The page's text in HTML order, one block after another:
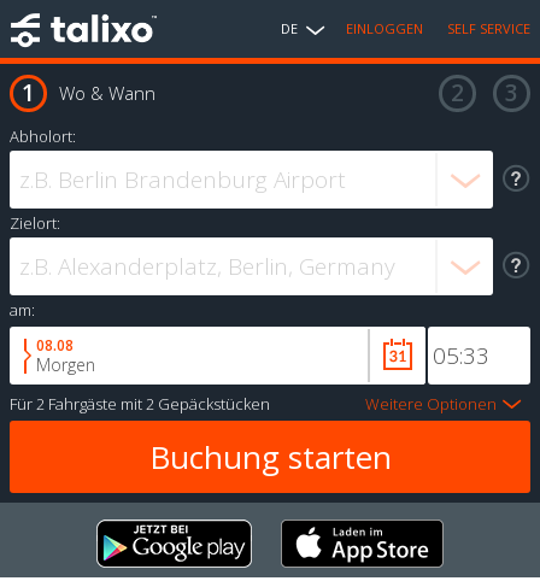
DE EINLOGGEN SELF SERVICE
Wo & Wann
Abholort:
Zielort:
am:
08.08
Morgen
Für2 Fahrgäste mit2 Gepäckstücken Weitere Optionen